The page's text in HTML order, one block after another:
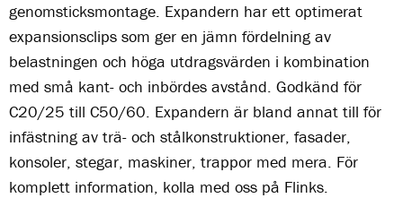
genomsticksmontage. Expandern har ett optimerat
expansionsclips som ger en jämn fördelning av
belastningen och höga utdragsvärden i kombination
med små kant- och inbördes avstånd. Godkänd för
C20/25 till C50/60. Expandern är bland annat till för
infästning av trä- och stålkonstruktioner, fasader,
konsoler, stegar, maskiner, trappor med mera. För
komplett information, kolla med oss på Flinks.